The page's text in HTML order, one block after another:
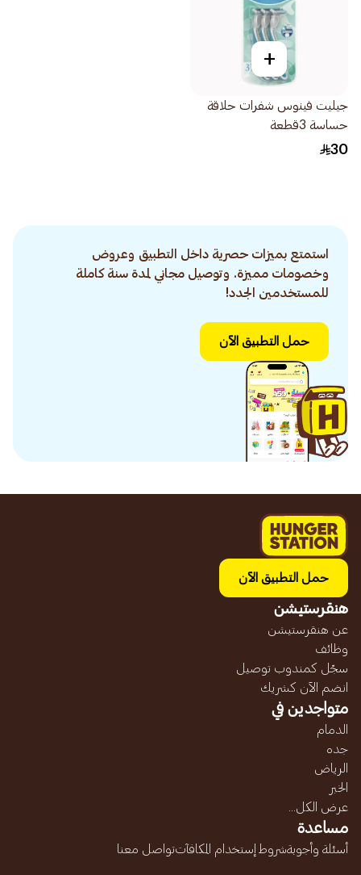
+
جيليت فينوس شفرات حلاقة
حساسة 3قطعة
30
استمتع بميزات حصرية داخل التطبيق وعروض
وخصومات مميزة. وتوصيل مجاني لمدة سنة كاملة
للمستخدمين الجدد!
حمل التطبيق الآن
حمل التطبيق الآن
هنقرستيشن
عن هنقرستيشن
وظائف
سجّل كمندوب توصيل
انضم الآن كشريك
متواجدين في
الدمام
جده
الرياض
الخبر
عرض الكل...
مساعدة
أسئلة وأجوبةشروط إستخدام المكافآتتواصل معنا